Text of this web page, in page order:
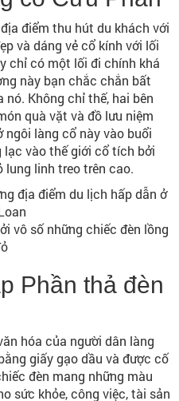
điểm thu hút du khách với
và dáng vẻ cổ kính với lối
chỉ có một lối đi chính khá
này bạn chắc chắn bất
Không chỉ thế, hai bên
quà vặt và đồ lưu niệm
làng cổ này vào buổi
lạc vào thế giới cổ tích bởi
lung linh treo trên cao.
vô số những chiếc đèn lồng
Phần thả đèn
hóa của người dân làng
giấy gạo dầu và được cố
đèn mang những màu
sức khỏe, công việc, tài sản